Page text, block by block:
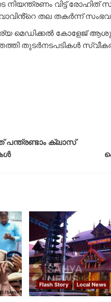
നിയന്ത്രണം വിട്ട്
തല തകർന്ന്
മെഡിക്കൽ കോളേജ്
തുടർനടപടികൾ
പന്ത്രണ്ടാം ക്ലാസ്
Flash Story Local News